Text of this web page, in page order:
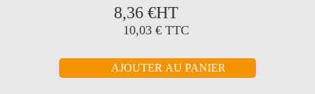
8,36 €HT
10,03 € TTC